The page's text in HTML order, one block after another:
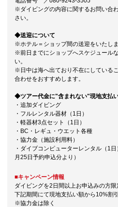
※ダイビングの内容に関するお問い合
さい。
◆送迎について
※ホテル＝ショップ間の送迎をいたしま
※前日までにショップへスケジュール
い。
※日中は海へ出ており不在にしている
合わせをおすすめします。
◆ツアー代金に"含まれない"現地支払
・追加ダイビング ／
・フルレンタル器材（1日）
・軽器材3点セット（1日）
・BC・レギュ・ウエット各種
・協力金（施設利用料）
・ダイブコンピューターレンタル（1
月25日予約申込分より）
■キャンペーン情報
ダイビングを2日間以上お申込みの方限
下記期間にて現地支払い額から10%割引
※協力金は除く